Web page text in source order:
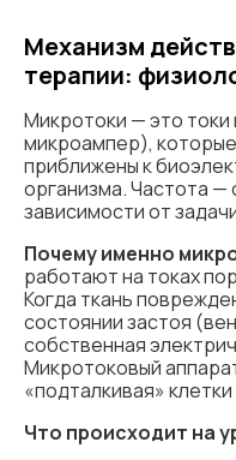
Механизм
терапии:
Микротоки — это токи
микроампер),
приближены к
организма. Частота —
зависимости от
Почему именно
работают на токах
Когда ткань
состоянии застоя
собственная
Микротоковый
«подталкивая»
Что происходит на